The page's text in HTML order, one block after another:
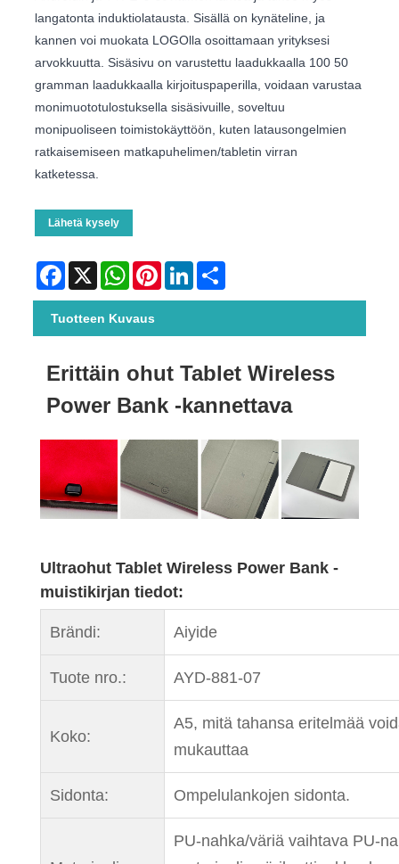
langatonta induktiolatausta. Sisällä on kynäteline, ja
kannen voi muokata LOGOlla osoittamaan yrityksesi
arvokkuutta. Sisäsivu on varustettu laadukkaalla 100 50
gramman laadukkaalla kirjoituspaperilla, voidaan varustaa
monimuototulostuksella sisäsivuille, soveltuu
monipuoliseen toimistokäyttöön, kuten latausongelmien
ratkaisemiseen matkapuhelimen/tabletin virran
katketessa.
Lähetä kysely
Facebook
X WhatsAppPinterestLinkedIn
Tuotteen Kuvaus
Erittäin ohut Tablet Wireless
Power Bank -kannettava
Ultraohut Tablet Wireless Power Bank -
muistikirjan tiedot:
Brändi: Aiyide
Tuote nro.: AYD-881-07
Koko:
A5, mitä tahansa eritelmää
mukauttaa
Sidonta: Ompelulankojen sidonta.
PU-nahka/väriä vaihtava PU-